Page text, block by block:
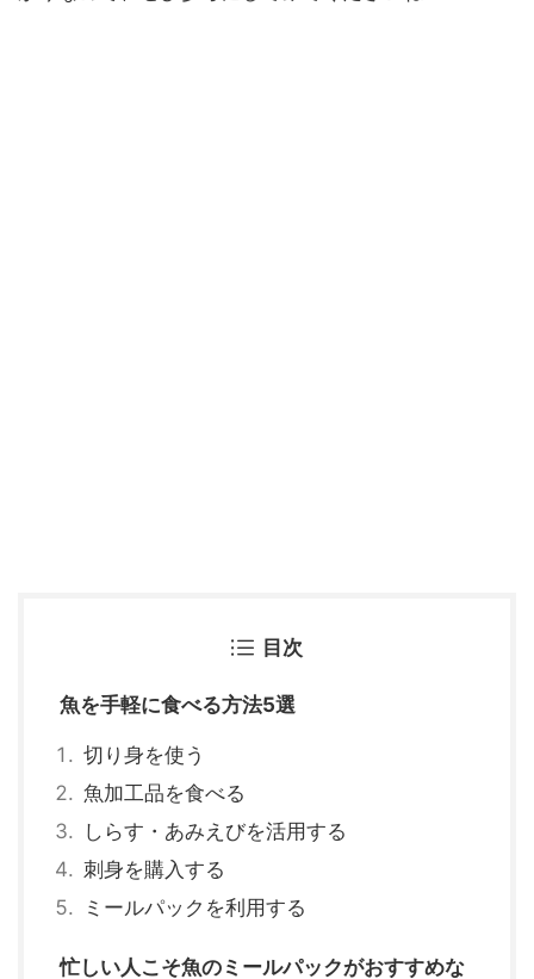
目次
魚を手軽に食べる方法5選
切り身を使う
魚加工品を食べる
しらす・あみえびを活用する
刺身を購入する
ミールパックを利用する
忙しい人こそ魚のミールパックがおすすめな